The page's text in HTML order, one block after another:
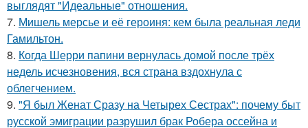
выглядят "Идеальные" отношения.
7. Мишель мерсье и её героиня: кем была реальная леди
Гамильтон.
8. Когда Шерри папини вернулась домой после трёх
недель исчезновения, вся страна вздохнула с
облегчением.
9. "Я был Женат Сразу на Четырех Сестрах": почему быт
русской эмиграции разрушил брак Робера оссейна и